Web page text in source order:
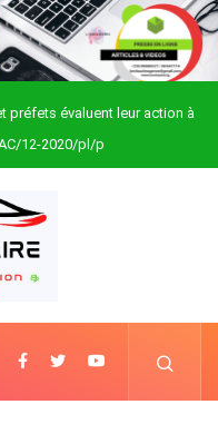
préfets évaluent leur action à
Blitta12-2020/pl/p